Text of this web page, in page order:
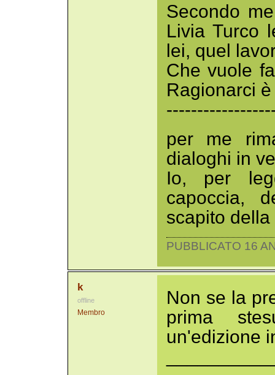
Secondo
Livia Turco
lei, quel
Che vuole
Ragionarci
per me
dialoghi in
Io, per
capoccia,
scapito
PUBBLICATO 16
k
offline
Membro
Non se la
prima
un'edizione